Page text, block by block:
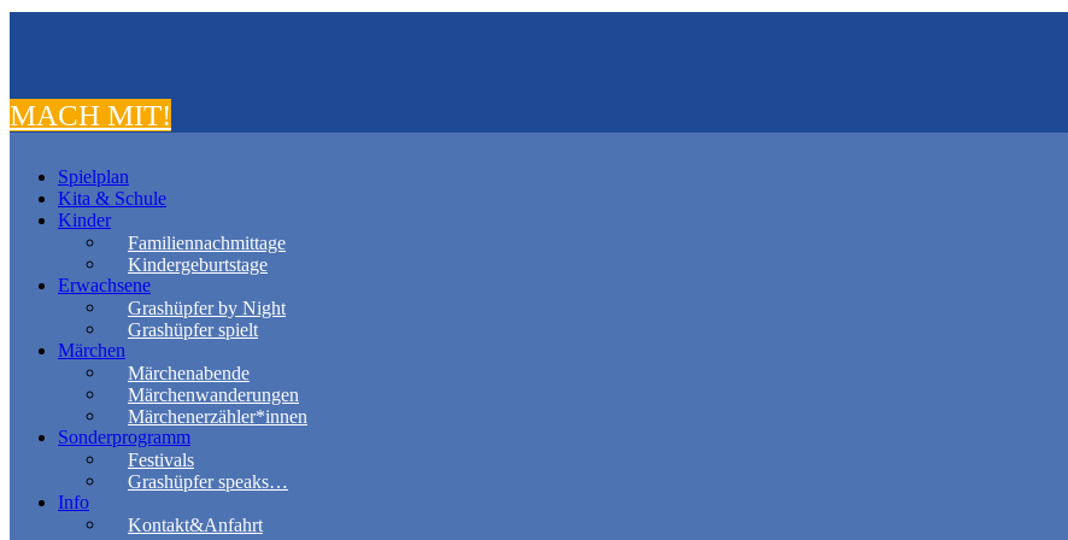
MACH MIT!
Spielplan
Kita & Schule
Kinder
Familiennachmittage
Kindergeburtstage
Erwachsene
Grashüpfer by Night
Grashüpfer spielt
Märchen
Märchenabende
Märchenwanderungen
Märchenerzähler*innen
Sonderprogramm
Festivals
Grashüpfer speaks…
Info
Kontakt&Anfahrt